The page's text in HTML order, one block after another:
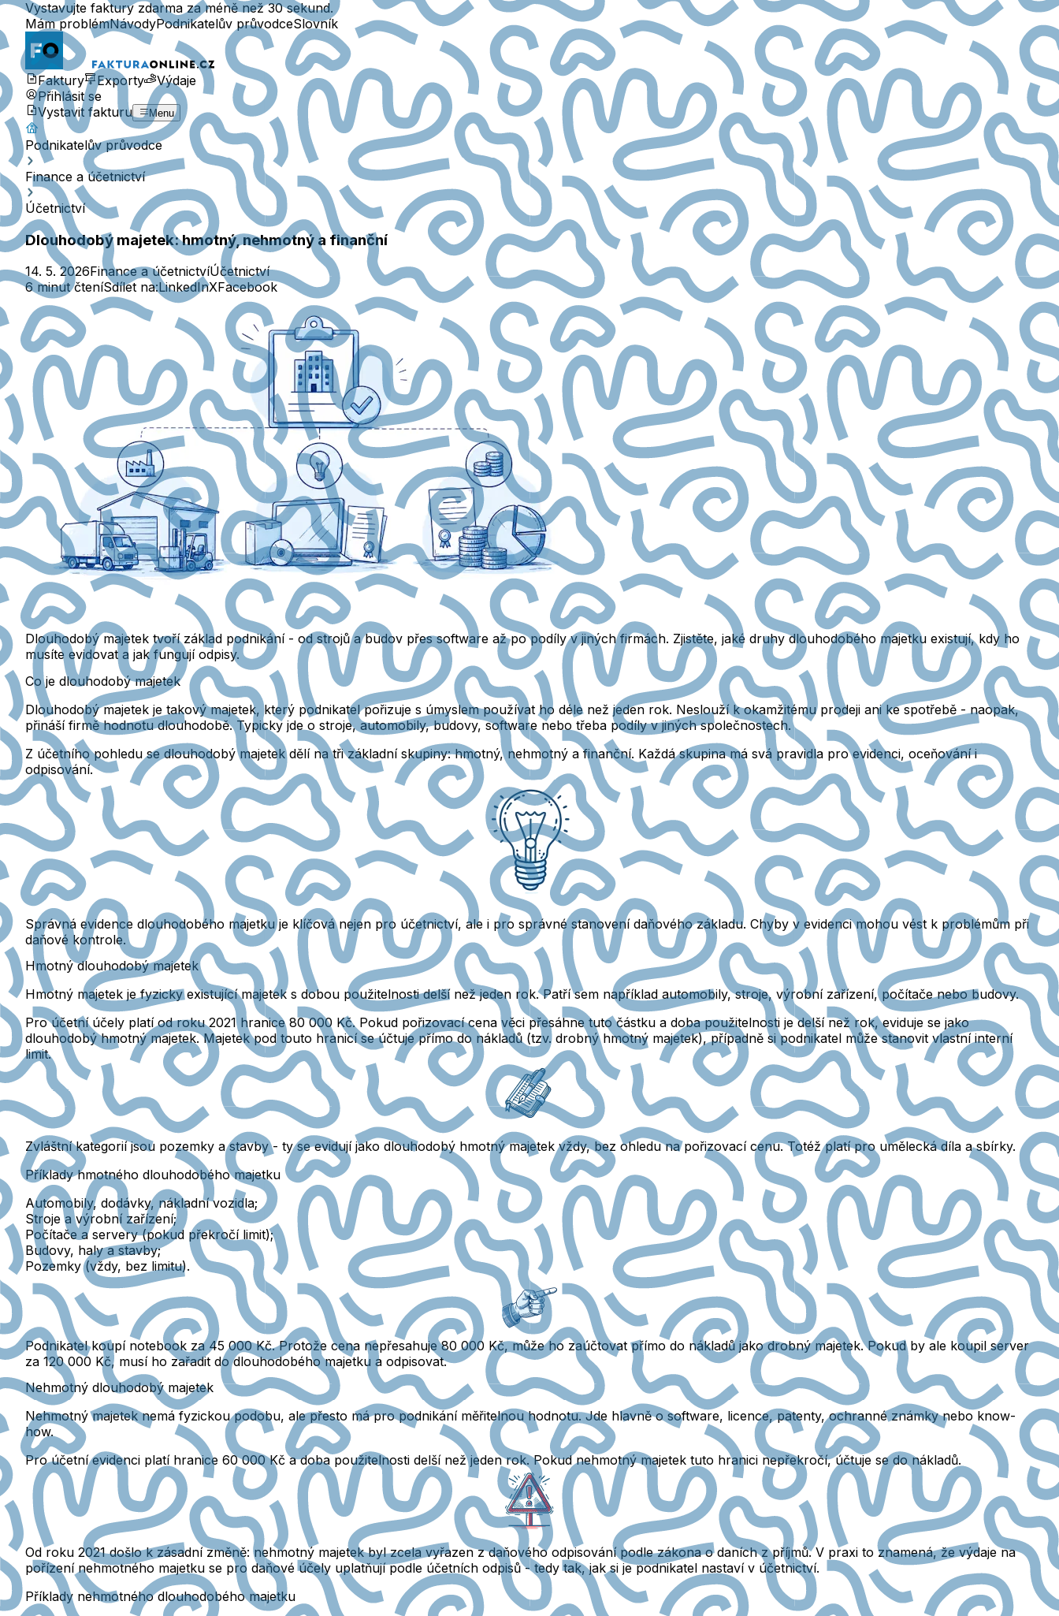
Vystavujte faktury zdarma za méně než 30 sekund.
Mám problémNávodyPodnikatelův průvodceSlovník
Faktury Exporty
Výdaje
Přihlásit se
Vystavit fakturu
Menu
Podnikatelův průvodce
Finance a účetnictví
Účetnictví
Dlouhodobý majetek: hmotný, nehmotný a finanční
14. 5. 2026Finance a účetnictvíÚčetnictví
6 minut čteníSdílet na:LinkedInXFacebook
Dlouhodobý majetek tvoří základ podnikání - od strojů a budov přes software až po podíly v jiných firmách. Zjistěte, jaké druhy dlouhodobého majetku existují, kdy ho
musíte evidovat a jak fungují odpisy.
Co je dlouhodobý majetek
Dlouhodobý majetek je takový majetek, který podnikatel pořizuje s úmyslem používat ho déle než jeden rok. Neslouží k okamžitému prodeji ani ke spotřebě - naopak,
přináší firmě hodnotu dlouhodobě. Typicky jde o stroje, automobily, budovy, software nebo třeba podíly v jiných společnostech.
Z účetního pohledu se dlouhodobý majetek dělí na tři základní skupiny: hmotný, nehmotný a finanční. Každá skupina má svá pravidla pro evidenci, oceňování i
odpisování.
Správná evidence dlouhodobého majetku je klíčová nejen pro účetnictví, ale i pro správné stanovení daňového základu. Chyby v evidenci mohou vést k problémům při
daňové kontrole.
Hmotný dlouhodobý majetek
Hmotný majetek je fyzicky existující majetek s dobou použitelnosti delší než jeden rok.Patří sem například automobily, stroje, výrobní zařízení, počítače nebo budovy.
Pro účetní účely platí od roku 2021 hranice 80 000 Kč. Pokud pořizovací cena věci přesáhne tuto částku a doba použitelnosti je delší než rok, eviduje se jako
dlouhodobý hmotný majetek. Majetek pod touto hranicí se účtuje přímo do nákladů (tzv. drobný hmotný majetek), případně si podnikatel může stanovit vlastní interní
limit.
Zvláštní kategorií jsou pozemky a stavby- ty se evidují jako dlouhodobý hmotný majetek vždy, bez ohledu na pořizovací cenu. Totéž platí pro umělecká díla a sbírky.
Příklady hmotného dlouhodobého majetku
Automobily, dodávky, nákladní vozidla;
Stroje a výrobní zařízení;
Počítače a servery (pokud překročí limit);
Budovy, haly a stavby;
Pozemky (vždy, bez limitu).
Podnikatel koupí notebook za 45 000 Kč. Protože cena nepřesahuje 80 000 Kč, může ho zaúčtovat přímo do nákladů jako drobný majetek. Pokud by ale koupil server
za 120 000 Kč, musí ho zařadit do dlouhodobého majetku a odpisovat.
Nehmotný dlouhodobý majetek
Nehmotný majetek nemá fyzickou podobu, ale přesto má pro podnikání měřitelnou hodnotu.Jde hlavně o software, licence, patenty, ochranné známky nebo know-
how.
Pro účetní evidenci platí hranice 60 000 Kč a doba použitelnosti delší než jeden rok.Pokud nehmotný majetek tuto hranici nepřekročí, účtuje se do nákladů.
Od roku 2021 došlo k zásadní změně:nehmotný majetek byl zcela vyřazen z daňového odpisování podle zákona o daních z příjmů.V praxi to znamená, že výdaje na
pořízení nehmotného majetku se pro daňové účely uplatňují podle účetních odpisů - tedy tak, jak si je podnikatel nastaví v účetnictví.
Příklady nehmotného dlouhodobého majetku